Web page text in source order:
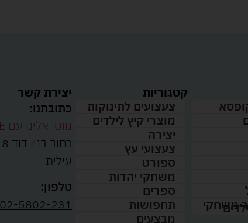
משחקי
קטגוריות
צעצועים לתינוקות
מוצרי קיץ לילדים
יצירה
צעצועי עץ
ספורט
משחקי יהדות
ספרים
תחפושות
מבצעים
יצירת קשר
כתובתנו:
נווטו אלינו עם WAZE
עילית
טלפון:
02-5802-231